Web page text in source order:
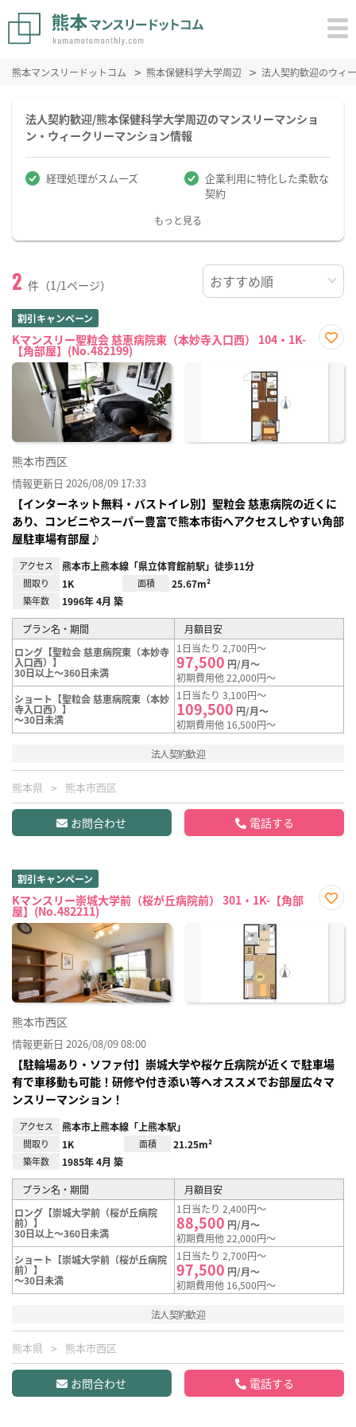
熊本マンスリードットコム 熊本保健科学大学周辺 法人契約歓迎のウィ
法人契約歓迎/熊本保健科学大学周辺のマンスリーマンショ
ン・ウィークリーマンション情報
経理処理がスムーズ
企業利用に特化した柔軟な
契約
もっと見る
2 件（1/1ページ）
割引キャンペーン
Kマンスリー聖粒会 慈恵病院東（本妙寺入口西） 104・1K-
【角部屋】(No.482199)
に入
熊本市西区
情報更新日 2026/08/09 17:33
【インターネット無料・バストイレ別】聖粒会 慈恵病院の近くに
あり、コンビニやスーパー豊富で熊本市街へアクセスしやすい角部
屋駐車場有部屋♪
アクセス 熊本市上熊本線「県立体育館前駅」徒歩11分
間取り 1K 面積 25.67m²
築年数 1996年 4月 築
プラン名・期間
月額目安
ロング【聖粒会 慈恵病院東（本妙寺
入口西）】
30日以上～360日未満
1日当たり 2,700円～
97,500 円/月～
初期費用他 22,000円～
ショート【聖粒会 慈恵病院東（本妙
寺入口西）】
～30日未満
1日当たり 3,100円～
109,500 円/月～
初期費用他 16,500円～
法人契約歓迎
熊本県 熊本市西区
お問合わせ 電話する
割引キャンペーン
Kマンスリー崇城大学前（桜が丘病院前） 301・1K-【角部
屋】(No.482211)
に入
熊本市西区
情報更新日 2026/08/09 08:00
【駐輪場あり・ソファ付】崇城大学や桜ケ丘病院が近くで駐車場
有で車移動も可能！研修や付き添い等へオススメでお部屋広々マ
ンスリーマンション！
アクセス 熊本市上熊本線「上熊本駅」
間取り 1K 面積 21.25m²
築年数 1985年 4月 築
プラン名・期間
月額目安
ロング【崇城大学前（桜が丘病院
前）】
30日以上～360日未満
1日当たり 2,400円～
88,500 円/月～
初期費用他 22,000円～
ショート【崇城大学前（桜が丘病院
前）】
～30日未満
1日当たり 2,700円～
97,500 円/月～
初期費用他 16,500円～
法人契約歓迎
熊本県 熊本市西区
お問合わせ 電話する